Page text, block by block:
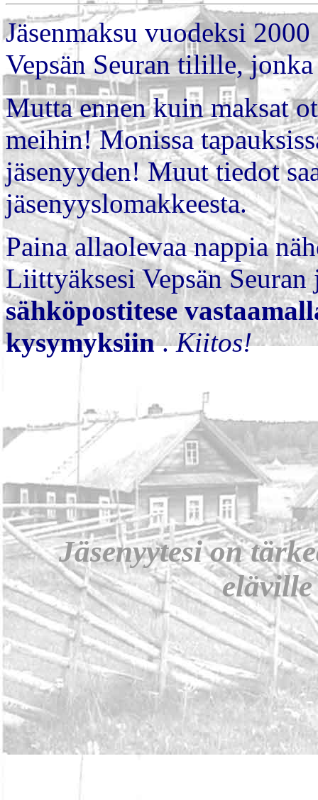
Jäsenmaksu vuodeksi
Vepsän Seuran tilille,
Mutta ennen kuin maksat
meihin! Monissa
jäsenyyden! Muut tiedot
jäsenyyslomakkeesta.
Paina allaolevaa nappia
Liittyäksesi Vepsän
sähköpostitese
kysymyksiin.Kiitos!
Jäsenyytesi on